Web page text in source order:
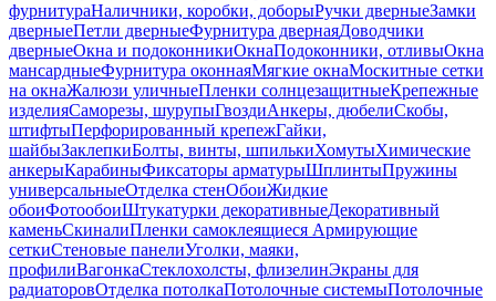
фурнитураНаличники, коробки, доборыРучки дверныеЗамки
дверныеПетли дверныеФурнитура двернаяДоводчики
дверныеОкна и подоконникиОкнаПодоконники, отливыОкна
мансардныеФурнитура оконнаяМягкие окнаМоскитные сетки
на окнаЖалюзи уличныеПленки солнцезащитныеКрепежные
изделияСаморезы, шурупыГвоздиАнкеры, дюбелиСкобы,
штифтыПерфорированный крепежГайки,
шайбыЗаклепкиБолты, винты, шпилькиХомутыХимические
анкерыКарабиныФиксаторы арматурыШплинтыПружины
универсальныеОтделка стенОбоиЖидкие
обоиФотообоиШтукатурки декоративныеДекоративный
каменьСкиналиПленки самоклеящиеся Армирующие
сеткиСтеновые панелиУголки, маяки,
профилиВагонкаСтеклохолсты, флизелинЭкраны для
радиаторовОтделка потолкаПотолочные системыПотолочные